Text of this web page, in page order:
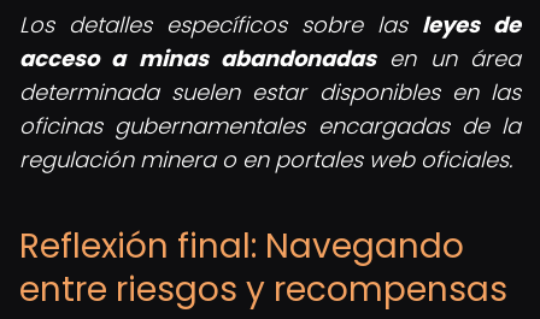
Los detalles específicos sobre las leyes de
acceso a minas abandonadasen un área
determinada suelen estar disponibles en las
oficinas gubernamentales encargadas de la
regulación minera o en portales web oficiales.
Reflexión final: Navegando
entre riesgos y recompensas